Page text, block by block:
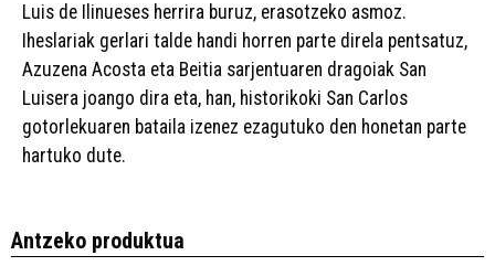
Luis de Ilinueses herrira buruz, erasotzeko asmoz.
Iheslariak gerlari talde handi horren parte direla pentsatuz,
Azuzena Acosta eta Beitia sarjentuaren dragoiak San
Luisera joango dira eta, han, historikoki San Carlos
gotorlekuaren bataila izenez ezagutuko den honetan parte
hartuko dute.
Antzeko produktua